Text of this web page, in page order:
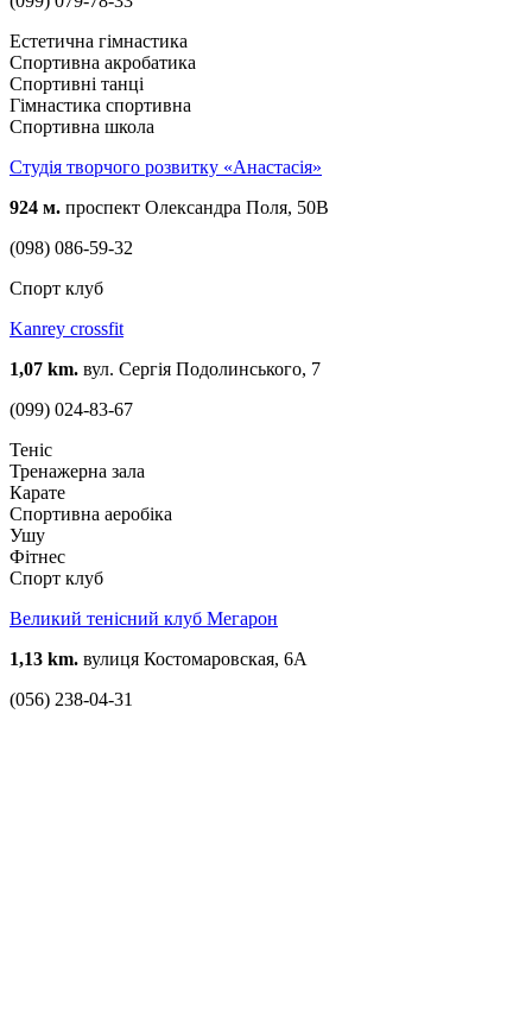
Естетична гімнастика
Спортивна акробатика
Спортивні танці
Гімнастика спортивна
Спортивна школа
Студія творчого розвитку «Анастасія»
924 м. проспект Олександра Поля, 50В
(098) 086-59-32
Спорт клуб
Kanrey crossfit
1,07 km. вул. Сергія Подолинського, 7
(099) 024-83-67
Теніс
Тренажерна зала
Карате
Спортивна аеробіка
Ушу
Фітнес
Спорт клуб
Великий тенісний клуб Мегарон
1,13 km. вулиця Костомаровская, 6А
(056) 238-04-31